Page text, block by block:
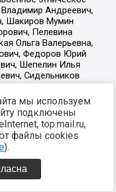
мы используем
подключены
top.mail.ru,
файлы cookies
).